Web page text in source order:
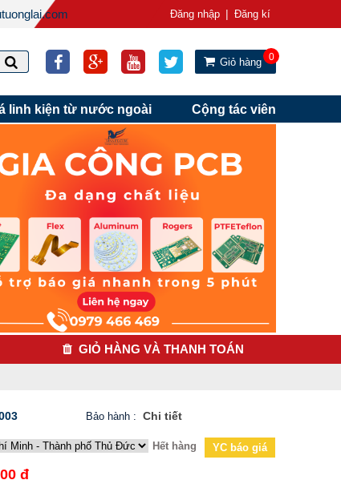
Đăng nhập | Đăng kí
Giỏ hàng 0
linh kiện từ nước ngoài Cộng tác viên
GIỎ HÀNG VÀ THANH TOÁN
Bảo hành : Chi tiết
Hết hàng YC báo giá
đ